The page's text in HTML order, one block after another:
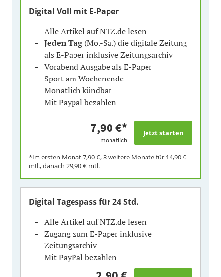
Digital Voll mit E-Paper
Alle Artikel auf NTZ.de lesen
Jeden Tag(Mo.-Sa.) die digitale Zeitung
als E-Paper inklusive Zeitungsarchiv
Vorabend Ausgabe als E-Paper
Sport am Wochenende
Monatlich kündbar
Mit Paypal bezahlen
7,90 €*
monatlich
*Im ersten Monat7,90 €, 3 weitere Monate für 14,90 €
mtl., danach 29,90 € mtl.
Digital Tagespassfür 24 Std.
Alle Artikel auf NTZ.de lesen
Zugang zum E-Paper inklusive
Zeitungsarchiv
Mit PayPal bezahlen